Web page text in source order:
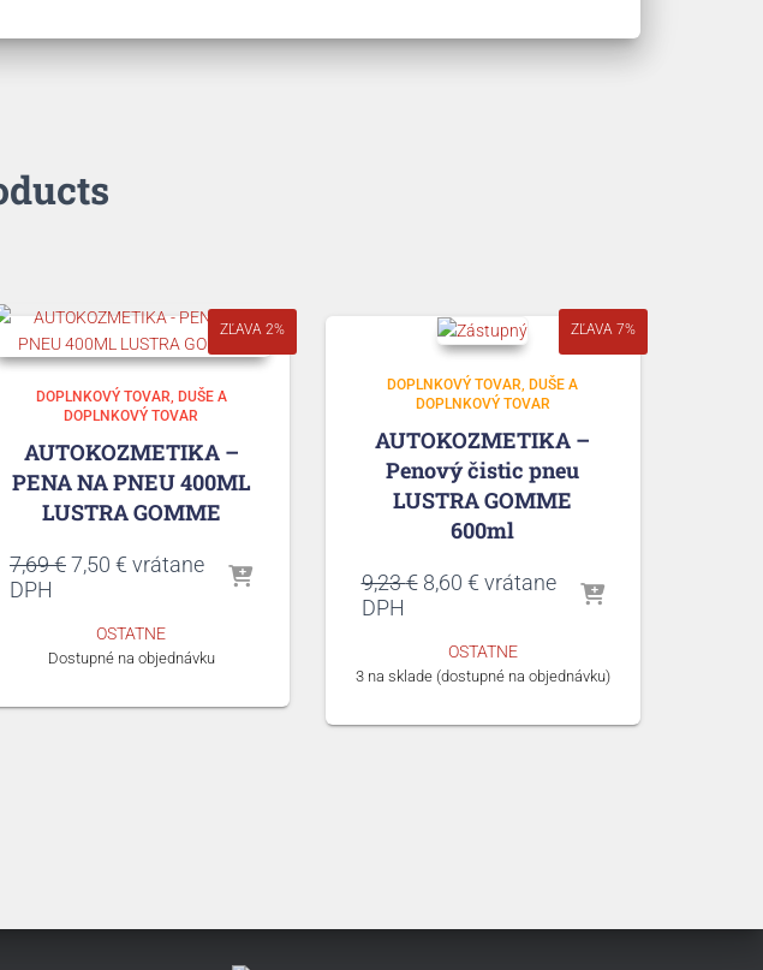
ZĽAVA 2%
DOPLNKOVÝ TOVAR
DUŠE A
DOPLNKOVÝ TOVAR
AUTOKOZMETIKA –
PENA NA PNEU 400ML
LUSTRA GOMME
7,69€Pôvodná
7,69 €.
7,50 € Aktuálna
7,50 €.
vrátane
DPH
OSTATNE
Dostupné na objednávku
ZĽAVA 7%
DOPLNKOVÝ TOVAR DUŠE A
DOPLNKOVÝ TOVAR
AUTOKOZMETIKA –
Penový čistic pneu
LUSTRA GOMME
600ml
9,23€ Pôvodná
9,23 €.
8,60 €Aktuálna
8,60 €.
vrátane
DPH
OSTATNE
3 na sklade (dostupné na objednávku)